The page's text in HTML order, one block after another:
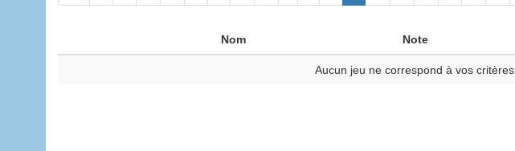
Nom Note
Aucun jeu ne correspond à vos critères.